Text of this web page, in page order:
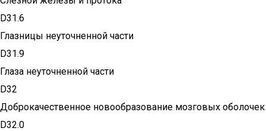
D31.6
Глазницы неуточненной части
D31.9
Глаза неуточненной части
D32
Доброкачественное новообразование мозговых оболочек
D32.0